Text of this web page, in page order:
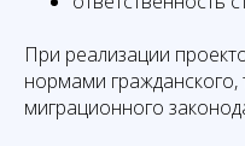
При реализации
нормами гражданского,
миграционного